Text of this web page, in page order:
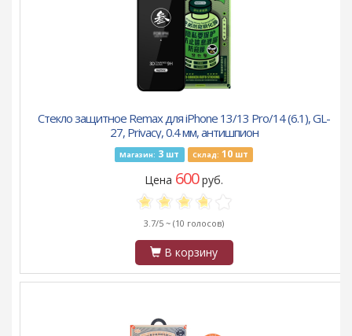
Стекло защитное Remax для iPhone 13/13 Pro/14 (6.1), GL-
27, Privacy, 0.4 мм, антишпион
Магазин: 3 шт Склад: 10шт
Цена 600руб.
3.7/5 ~ (10 голосов)
В корзину